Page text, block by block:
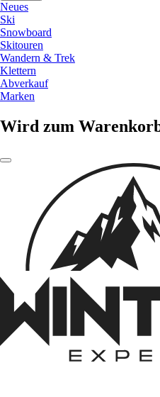
Neues
Ski
Snowboard
Skitouren
Wandern & Trek
Klettern
Abverkauf
Marken
Wird zum